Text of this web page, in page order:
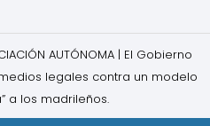
AUTÓNOMA | El Gobierno
legales contra un modelo
a los madrileños.